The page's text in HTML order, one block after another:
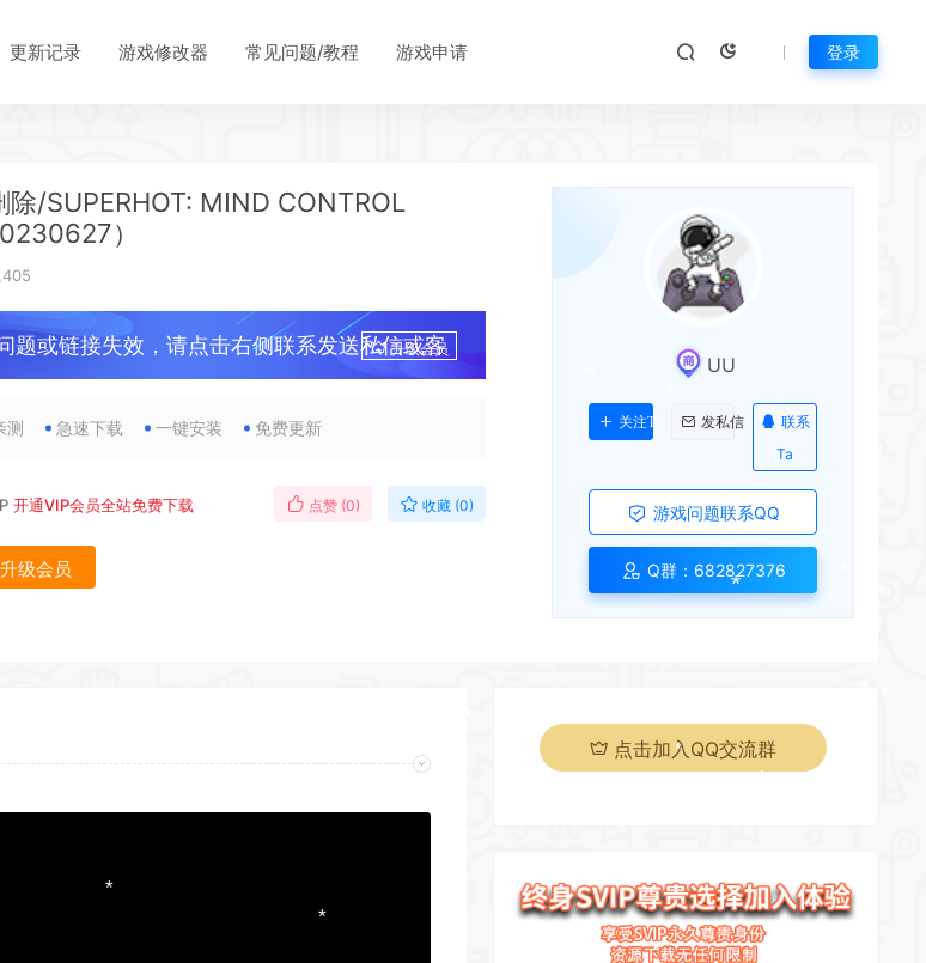
更新记录 游戏修改器 常见问题/教程 游戏申请 登录
/SUPERHOT: MIND CONTROL
）
题或链接失效，请点击右侧联系发送私信或客
升级会员
测 急速下载 一键安装 免费更新
开通VIP会员全站免费下载 点赞 (0) 收藏 (0)
升级会员
UU
关注Ta 发私信
联系
Ta
游戏问题联系QQ
Q群：682827376
点击加入QQ交流群
*